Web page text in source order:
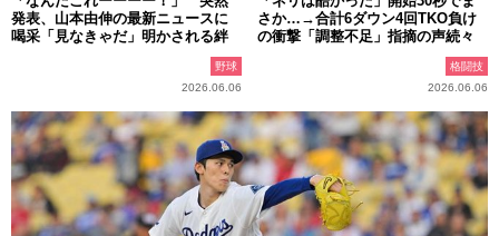
発表、山本由伸の最新ニュースに
喝采「見なきゃだ」明かされる絆
野球
2026.06.06
さか…→合計6ダウン4回TKO負け
の衝撃「調整不足」指摘の声続々
格闘技
2026.06.06